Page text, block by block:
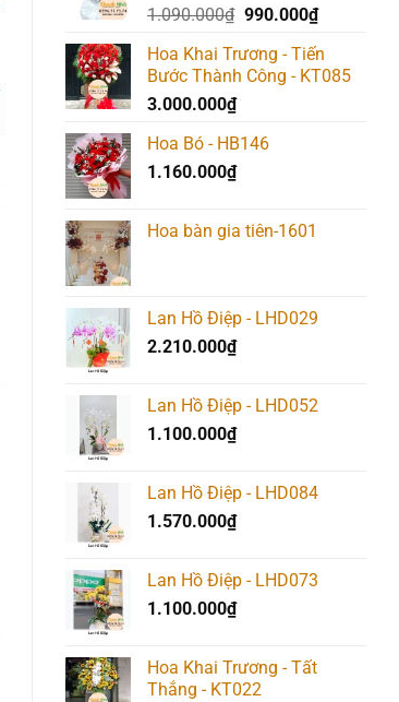
1.090.000₫ Giá
là:
1.090.000₫.
990.000₫Giá
tại
là:
Hoa Khai Trương - Tiến
Bước Thành Công - KT085
3.000.000₫
Hoa Bó - HB146
1.160.000₫
Hoa bàn gia tiên-1601
Lan Hồ Điệp - LHD029
2.210.000₫
Lan Hồ Điệp - LHD052
1.100.000₫
Lan Hồ Điệp - LHD084
1.570.000₫
Lan Hồ Điệp - LHD073
1.100.000₫
Hoa Khai Trương - Tất
Thắng - KT022